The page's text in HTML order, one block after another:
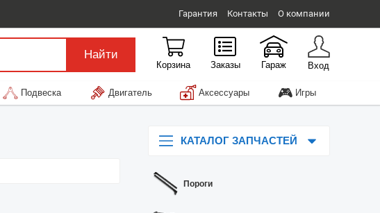
Гарантия Контакты О компании
Найти
Корзина Заказы Гараж Вход
Подвеска Двигатель Аксессуары 🎮 Игры
КАТАЛОГ ЗАПЧАСТЕЙ
Пороги